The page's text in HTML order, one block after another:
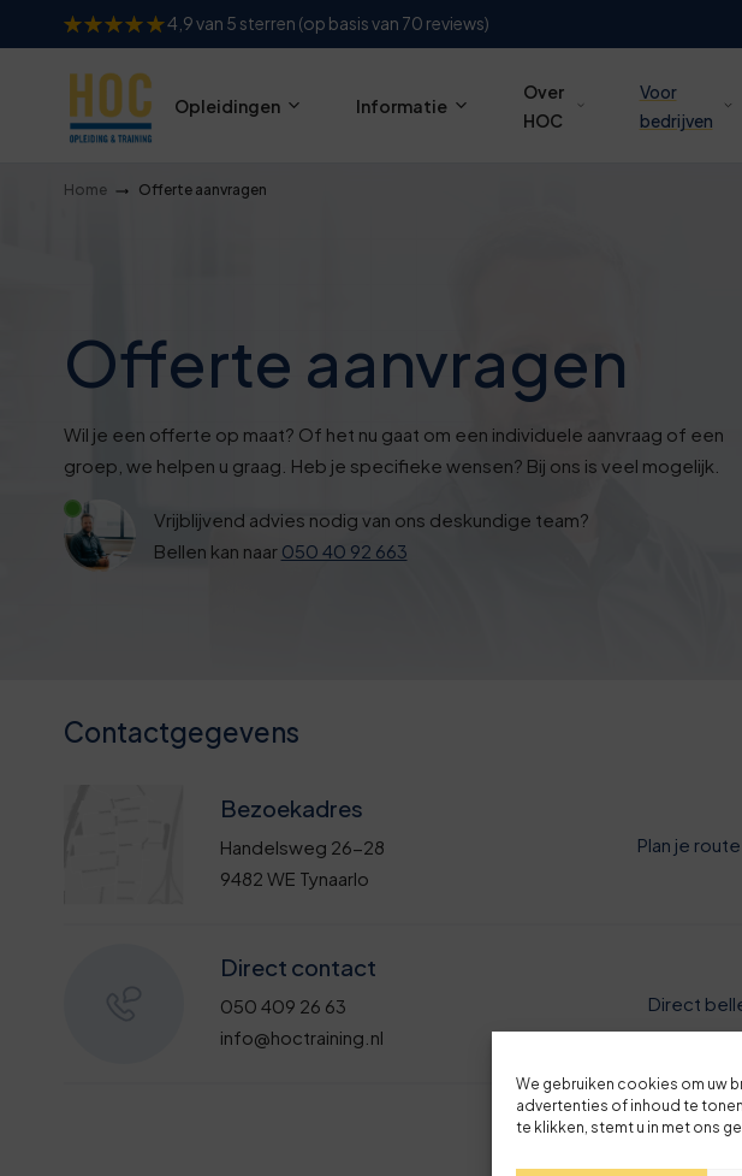
We gebruiken cookies om uw
advertenties of inhoud te
te klikken, stemt u in met ons
4,9 van 5 sterren (op basis van 70 reviews)
Opleidingen Informatie
Over
HOC
Voor
bedrijven
Home Offerte aanvragen
Offerte aanvragen
Wil je een offerte op maat? Of het nu gaat om een individuele aanvraag of een
groep, we helpen u graag. Heb je specifieke wensen? Bij ons is veel mogelijk.
Vrijblijvend advies nodig van ons deskundige team?
Bellen kan naar 050 40 92 663
Contactgegevens
Bezoekadres
Handelsweg 26-28
9482 WE Tynaarlo
Plan je route
Direct contact
050 409 26 63
info@hoctraining.nl
Direct
Je beoordeling